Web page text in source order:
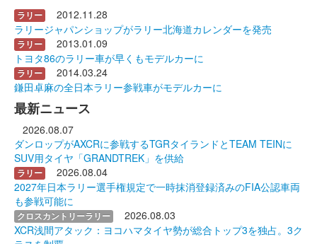
ラリー
2012.11.28
ラリージャパンショップがラリー北海道カレンダーを発売
ラリー
2013.01.09
トヨタ86のラリー車が早くもモデルカーに
ラリー
2014.03.24
鎌田卓麻の全日本ラリー参戦車がモデルカーに
最新ニュース
2026.08.07
ダンロップがAXCRに参戦するTGRタイランドとTEAM TEINに
SUV用タイヤ「GRANDTREK」を供給
ラリー
2026.08.04
2027年日本ラリー選手権規定で一時抹消登録済みのFIA公認車両
も参戦可能に
クロスカントリーラリー
2026.08.03
XCR浅間アタック：ヨコハマタイヤ勢が総合トップ3を独占。3ク